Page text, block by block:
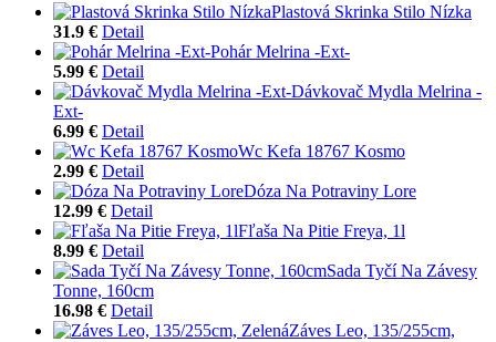
Plastová Skrinka Stilo Nízka
31.9 € Detail
Pohár Melrina -Ext-
5.99 € Detail
Dávkovač Mydla Melrina -
Ext-
6.99 € Detail
Wc Kefa 18767 Kosmo
2.99 € Detail
Dóza Na Potraviny Lore
12.99 € Detail
Fľaša Na Pitie Freya, 1l
8.99 € Detail
Sada Tyčí Na Závesy
Tonne, 160cm
16.98 € Detail
Záves Leo, 135/255cm,